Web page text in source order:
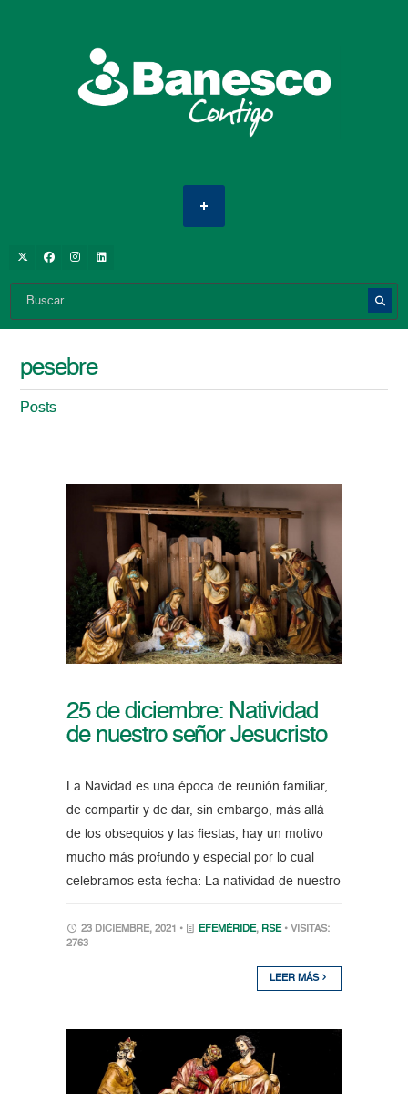
pesebre
Posts
25 de diciembre: Natividad
de nuestro señor Jesucristo
La Navidad es una época de reunión familiar,
de compartir y de dar, sin embargo, más allá
de los obsequios y las fiestas, hay un motivo
mucho más profundo y especial por lo cual
celebramos esta fecha: La natividad de nuestro
23 DICIEMBRE, 2021 • EFEMÉRIDE, RSE • VISITAS:
2763
LEER MÁS